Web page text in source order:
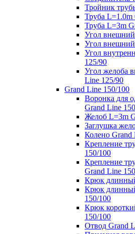
Тройник
Труба L=1.0m
Труба L=3m
Угол внешний
Угол внешний
Угол
125/90
Угол желоба
Line 125/90
Grand Line 150/100
Воронка для
Grand Line
Желоб L=3m
Заглушка
Колено Grand
Крепление
150/100
Крепление
Grand Line
Крюк
Крюк
150/100
Крюк
150/100
Отвод Grand